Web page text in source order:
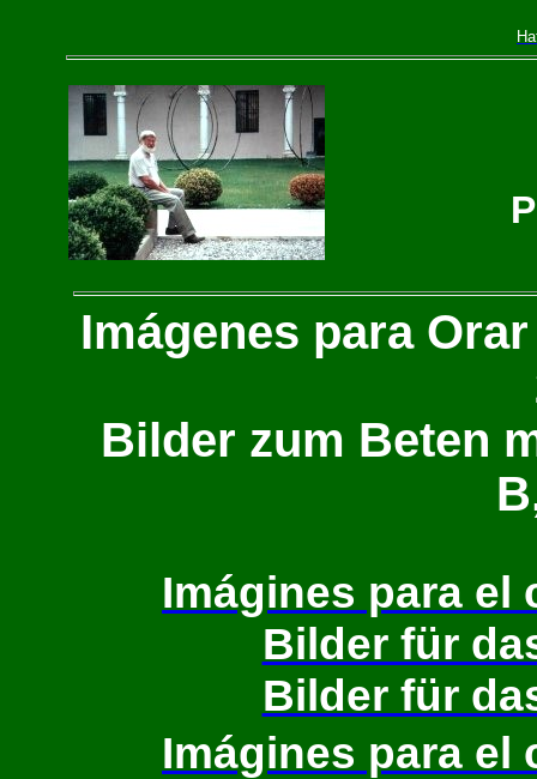
Imágenes para
Bilder zum Beten
Imágines para
Bilder für
Bilder für
Imágines para